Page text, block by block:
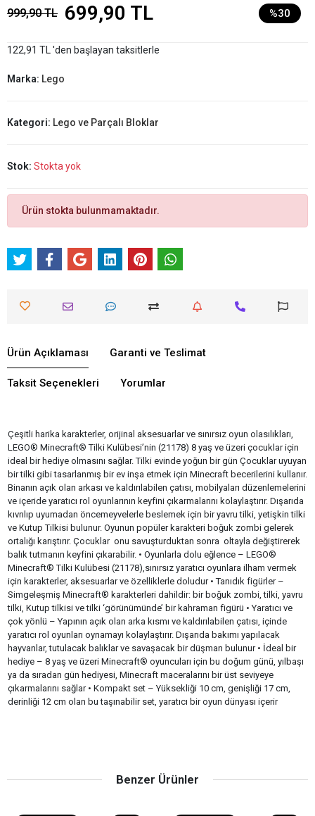
999,90 TL 699,90 TL %30
122,91 TL 'den başlayan taksitlerle
Marka: Lego
Kategori: Lego ve Parçalı Bloklar
Stok: Stokta yok
Ürün stokta bulunmamaktadır.
Ürün Açıklaması Garanti ve Teslimat
Taksit Seçenekleri Yorumlar
Çeşitli harika karakterler, orijinal aksesuarlar ve sınırsız oyun olasılıkları,
LEGO® Minecraft® Tilki Kulübesi’nin (21178) 8 yaş ve üzeri çocuklar için
ideal bir hediye olmasını sağlar. Tilki evinde yoğun bir gün Çocuklar uyuyan
bir tilki gibi tasarlanmış bir ev inşa etmek için Minecraft becerilerini kullanır.
Binanın açık olan arkası ve kaldırılabilen çatısı, mobilyaları düzenlemelerini
ve içeride yaratıcı rol oyunlarının keyfini çıkarmalarını kolaylaştırır. Dışarıda
kıvrılıp uyumadan öncemeyvelerle beslemek için bir yavru tilki, yetişkin tilki
ve Kutup Tilkisi bulunur. Oyunun popüler karakteri boğuk zombi gelerek
ortalığı karıştırır. Çocuklar onu savuşturduktan sonra oltayla değiştirerek
balık tutmanın keyfini çıkarabilir. • Oyunlarla dolu eğlence – LEGO®
Minecraft® Tilki Kulübesi (21178),sınırsız yaratıcı oyunlara ilham vermek
için karakterler, aksesuarlar ve özelliklerle doludur • Tanıdık figürler –
Simgeleşmiş Minecraft® karakterleri dahildir: bir boğuk zombi, tilki, yavru
tilki, Kutup tilkisi ve tilki ‘görünümünde’ bir kahraman figürü • Yaratıcı ve
çok yönlü – Yapının açık olan arka kısmı ve kaldırılabilen çatısı, içinde
yaratıcı rol oyunları oynamayı kolaylaştırır. Dışarıda bakımı yapılacak
hayvanlar, tutulacak balıklar ve savaşacak bir düşman bulunur • İdeal bir
hediye – 8 yaş ve üzeri Minecraft® oyuncuları için bu doğum günü, yılbaşı
ya da sıradan gün hediyesi, Minecraft maceralarını bir üst seviyeye
çıkarmalarını sağlar • Kompakt set – Yüksekliği 10 cm, genişliği 17 cm,
derinliği 12 cm olan bu taşınabilir set, yaratıcı bir oyun dünyası içerir
Benzer Ürünler